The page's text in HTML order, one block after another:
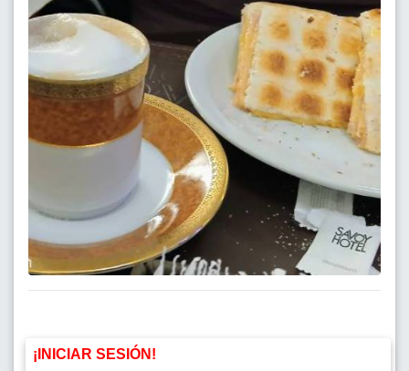
¡INICIAR SESIÓN!